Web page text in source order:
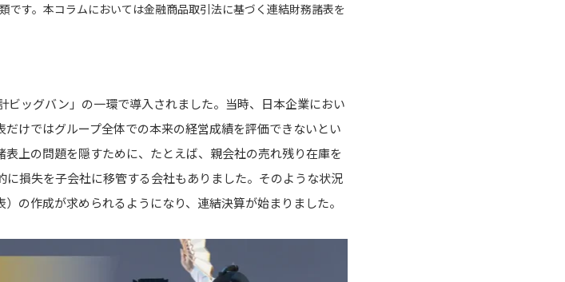
す。本コラムにおいては金融商品取引法に基づく連結財務諸表を
ビッグバン」の一環で導入されました。当時、日本企業におい
けではグループ全体での本来の経営成績を評価できないとい
上の問題を隠すために、たとえば、親会社の売れ残り在庫を
損失を子会社に移管する会社もありました。そのような状況
の作成が求められるようになり、連結決算が始まりました。